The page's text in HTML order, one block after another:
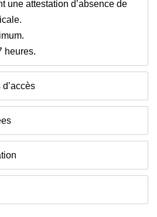
une attestation d’absence de
heures.